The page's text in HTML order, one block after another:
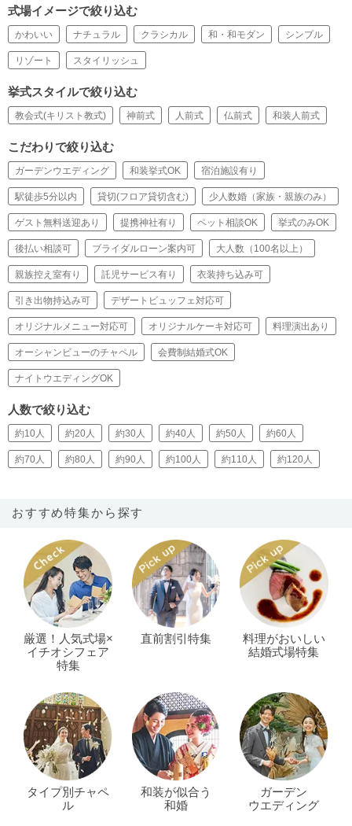
式場イメージで絞り込む
かわいい ナチュラル クラシカル 和・和モダン シンプル
リゾート スタイリッシュ
挙式スタイルで絞り込む
教会式(キリスト教式) 神前式 人前式 仏前式 和装人前式
こだわりで絞り込む
ガーデンウエディング 和装挙式OK 宿泊施設有り
駅徒歩5分以内 貸切(フロア貸切含む) 少人数婚（家族・親族のみ）
ゲスト無料送迎あり 提携神社有り ペット相談OK 挙式のみOK
後払い相談可 ブライダルローン案内可 大人数（100名以上）
親族控え室有り 託児サービス有り 衣装持ち込み可
引き出物持込み可 デザートビュッフェ対応可
オリジナルメニュー対応可 オリジナルケーキ対応可 料理演出あり
オーシャンビューのチャペル 会費制結婚式OK
ナイトウエディングOK
人数で絞り込む
約10人 約20人 約30人 約40人 約50人 約60人
約70人 約80人 約90人 約100人 約110人 約120人
おすすめ特集から探す
厳選！人気式場×
イチオシフェア
特集
直前割引特集
料理がおいしい
結婚式場特集
タイプ別チャペ
ル
和装が似合う
和婚
ガーデン
ウエディング